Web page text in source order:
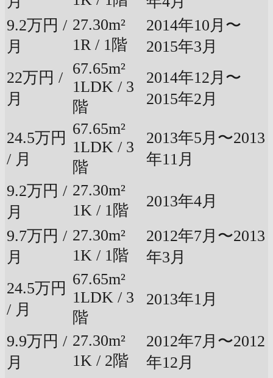
9.2万円 /
月
27.30m²
1R / 1階
2014年10月〜
2015年3月
22万円 /
月
67.65m²
1LDK / 3
階
2014年12月〜
2015年2月
24.5万円
/ 月
67.65m²
1LDK / 3
階
2013年5月〜2013
年11月
9.2万円 /
月
27.30m²
1K / 1階
2013年4月
9.7万円 /
月
27.30m²
1K / 1階
2012年7月〜2013
年3月
24.5万円
/ 月
67.65m²
1LDK / 3
階
2013年1月
9.9万円 /
月
27.30m²
1K / 2階
2012年7月〜2012
年12月